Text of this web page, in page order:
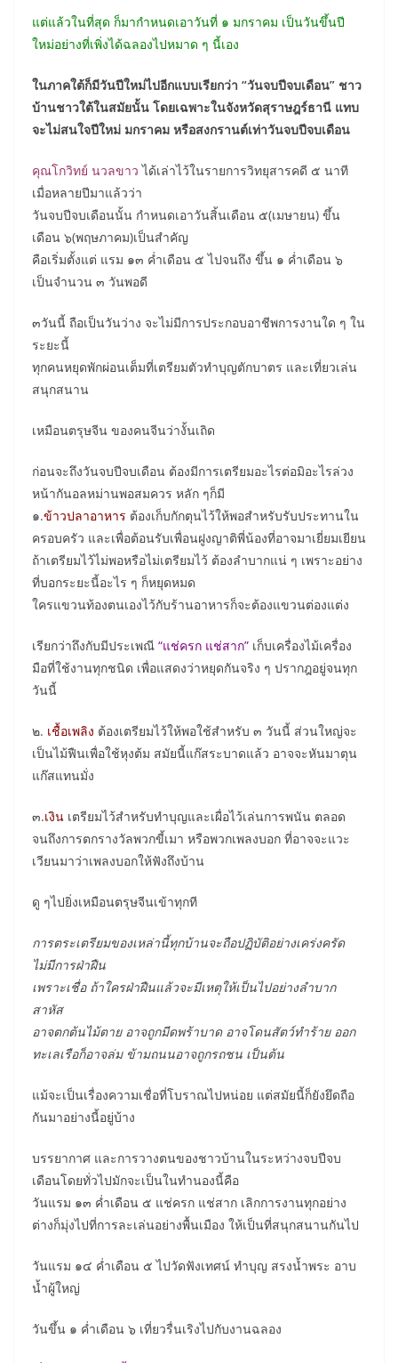
แต่แล้วในที่สุด ก็มากำหนดเอาวันที่ ๑ มกราคม เป็นวันขึ้นปี
ใหม่อย่างที่เพิ่งได้ฉลองไปหมาด ๆ นี้เอง
ในภาคใต้ก็มีวันปีใหม่ไปอีกแบบเรียกว่า “วันจบปีจบเดือน” ชาว
บ้านชาวใต้ในสมัยนั้น โดยเฉพาะในจังหวัดสุราษฎร์ธานี แทบ
จะไม่สนใจปีใหม่ มกราคม หรือสงกรานต์เท่าวันจบปีจบเดือน
คุณโกวิทย์ นวลขาว ได้เล่าไว้ในรายการวิทยุสารคดี ๕ นาที
เมื่อหลายปีมาแล้วว่า
วันจบปีจบเดือนนั้น กำหนดเอาวันสิ้นเดือน ๕(เมษายน) ขึ้น
เดือน ๖(พฤษภาคม)เป็นสำคัญ
คือเริ่มตั้งแต่ แรม ๑๓ ค่ำเดือน ๕ ไปจนถึง ขึ้น ๑ ค่ำเดือน ๖
เป็นจำนวน ๓ วันพอดี
๓วันนี้ ถือเป็นวันว่าง จะไม่มีการประกอบอาชีพการงานใด ๆ ใน
ระยะนี้
ทุกคนหยุดพักผ่อนเต็มที่เตรียมตัวทำบุญตักบาตร และเที่ยวเล่น
สนุกสนาน
เหมือนตรุษจีน ของคนจีนว่างั้นเถิด
ก่อนจะถึงวันจบปีจบเดือน ต้องมีการเตรียมอะไรต่อมิอะไรล่วง
หน้ากันอลหม่านพอสมควร หลัก ๆก็มี
๑.ข้าวปลาอาหาร ต้องเก็บกักตุนไว้ให้พอสำหรับรับประทานใน
ครอบครัว และเพื่อต้อนรับเพื่อนฝูงญาติพี่น้องที่อาจมาเยี่ยมเยียน
ถ้าเตรียมไว้ไม่พอหรือไม่เตรียมไว้ ต้องลำบากแน่ ๆ เพราะอย่าง
ที่บอกระยะนี้อะไร ๆ ก็หยุดหมด
ใครแขวนท้องตนเองไว้กับร้านอาหารก็จะต้องแขวนต่องแต่ง
เรียกว่าถึงกับมีประเพณี “แช่ครก แช่สาก” เก็บเครื่องไม้เครื่อง
มือที่ใช้งานทุกชนิด เพื่อแสดงว่าหยุดกันจริง ๆ ปรากฎอยู่จนทุก
วันนี้
๒. เชื้อเพลิง ต้องเตรียมไว้ให้พอใช้สำหรับ ๓ วันนี้ ส่วนใหญ่จะ
เป็นไม้ฟืนเพื่อใช้หุงต้ม สมัยนี้แก๊สระบาดแล้ว อาจจะหันมาตุน
แก๊สแทนมั่ง
๓.เงิน เตรียมไว้สำหรับทำบุญและเผื่อไว้เล่นการพนัน ตลอด
จนถึงการตกรางวัลพวกขี้เมา หรือพวกเพลงบอก ที่อาจจะแวะ
เวียนมาว่าเพลงบอกให้ฟังถึงบ้าน
ดู ๆไปยิ่งเหมือนตรุษจีนเข้าทุกที
การตระเตรียมของเหล่านี้ทุกบ้านจะถือปฏิบัติอย่างเคร่งครัด
ไม่มีการฝ่าฝืน
เพราะเชื่อ ถ้าใครฝ่าฝืนแล้วจะมีเหตุให้เป็นไปอย่างลำบาก
สาหัส
อาจตกต้นไม้ตาย อาจถูกมีดพร้าบาด อาจโดนสัตว์ทำร้าย ออก
ทะเลเรือก็อาจล่ม ข้ามถนนอาจถูกรถชน เป็นต้น
แม้จะเป็นเรื่องความเชื่อที่โบราณไปหน่อย แต่สมัยนี้ก็ยังยึดถือ
กันมาอย่างนี้อยู่บ้าง
บรรยากาศ และการวางตนของชาวบ้านในระหว่างจบปีจบ
เดือนโดยทั่วไปมักจะเป็นในทำนองนี้คือ
วันแรม ๑๓ ค่ำเดือน ๕ แช่ครก แช่สาก เลิกการงานทุกอย่าง
ต่างก็มุ่งไปที่การละเล่นอย่างพื้นเมือง ให้เป็นที่สนุกสนานกันไป
วันแรม ๑๔ ค่ำเดือน ๕ ไปวัดฟังเทศน์ ทำบุญ สรงน้ำพระ อาบ
น้ำผู้ใหญ่
วันขึ้น ๑ ค่ำเดือน ๖ เที่ยวรื่นเริงไปกับงานฉลอง